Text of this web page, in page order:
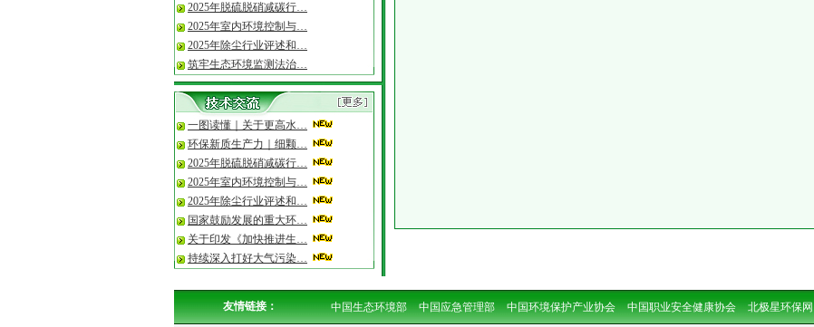
2025年脱硫脱硝减碳行…
2025年室内环境控制与…
2025年除尘行业评述和…
筑牢生态环境监测法治…
一图读懂｜关于更高水…
环保新质生产力｜细颗…
2025年脱硫脱硝减碳行…
2025年室内环境控制与…
2025年除尘行业评述和…
国家鼓励发展的重大环…
关于印发《加快推进生…
持续深入打好大气污染…
友情链接： 中国生态环境部 中国应急管理部 中国环境保护产业协会 中国职业安全健康协会 北极星环保网